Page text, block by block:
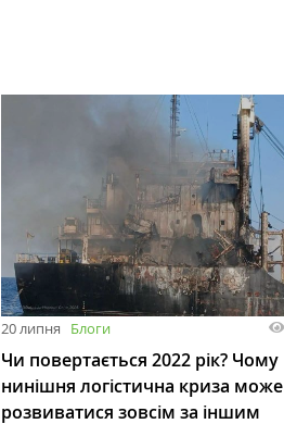
20 липня Блоги
Чи повертається 2022 рік? Чому
нинішня логістична криза може
розвиватися зовсім за іншим